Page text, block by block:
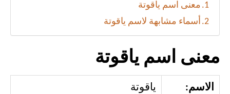
معنى اسم ياقوتة
أسماء مشابهة لاسم ياقوتة
معنى اسم ياقوتة
الاسم: ياقوتة